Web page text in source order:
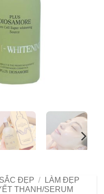
ĐẸP /
LÀM ĐẸP
THANH/SERUM